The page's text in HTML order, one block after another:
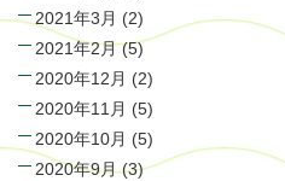
2021年3月 (2)
2021年2月(5)
2020年12月 (2)
2020年11月 (5)
2020年10月 (5)
2020年9月(3)